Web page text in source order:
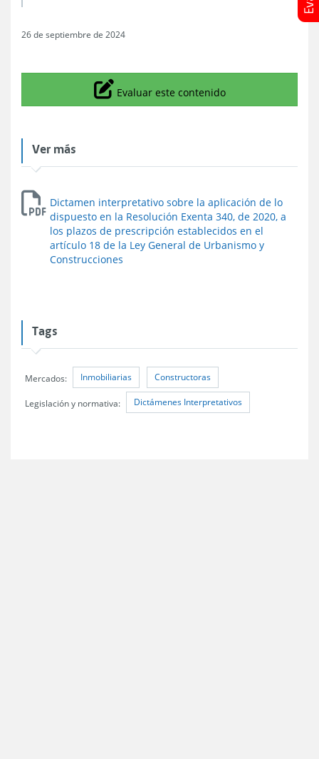
26 de septiembre de 2024
Icono
Evaluar este contenido
Ver más
Dictamen interpretativo sobre la aplicación de lo
dispuesto en la Resolución Exenta 340, de 2020, a
los plazos de prescripción establecidos en el
artículo 18 de la Ley General de Urbanismo y
Construcciones
Tags
Mercados: Inmobiliarias Constructoras
Legislación y normativa: Dictámenes Interpretativos